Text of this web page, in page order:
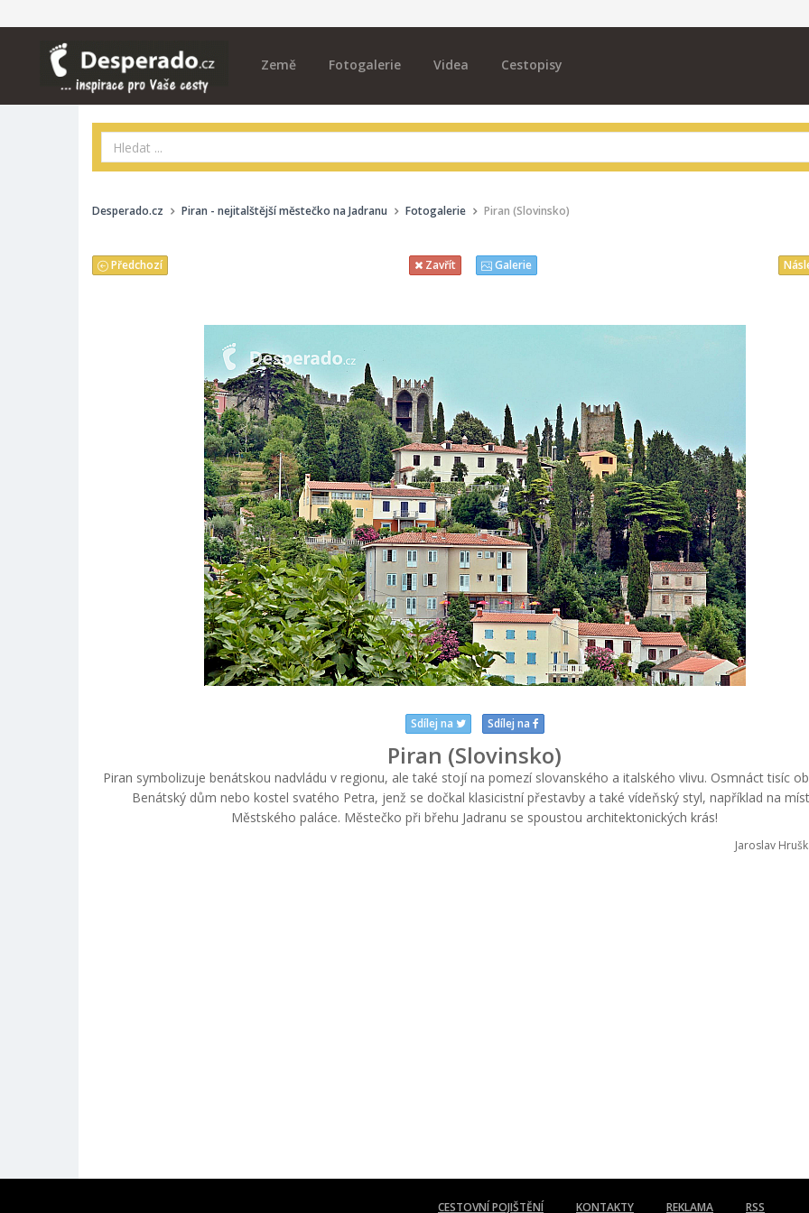
Země Fotogalerie Videa Cestopisy
Desperado.cz Piran - nejitalštější městečko na Jadranu Fotogalerie Piran (Slovinsko)
Předchozí Zavřít Galerie
Sdílej na Sdílej na
Piran (Slovinsko)
Piran symbolizuje benátskou nadvládu v regionu, ale také stojí na pomezí slovanského a italského vlivu. Osmnáct tisíc
Benátský dům nebo kostel svatého Petra, jenž se dočkal klasicistní přestavby a také vídeňský styl, například na
Městského paláce. Městečko při břehu Jadranu se spoustou architektonických krás!
Jaroslav
CESTOVNÍ POJIŠTĚNÍ KONTAKTY REKLAMA RSS